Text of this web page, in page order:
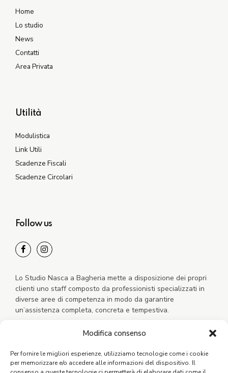
Modifica consenso
Per fornire le migliori esperienze, utilizziamo tecnologie come i cookie
per memorizzare e/o accedere alle informazioni del dispositivo. Il
Home
Lo studio
News
Contatti
Area Privata
Utilità
Modulistica
Link Utili
Scadenze Fiscali
Scadenze Circolari
Follow us
Lo Studio Nasca a Bagheria mette a disposizione dei propri
clienti uno staff composto da professionisti specializzati in
diverse aree di competenza in modo da garantire
un’assistenza completa, concreta e tempestiva.